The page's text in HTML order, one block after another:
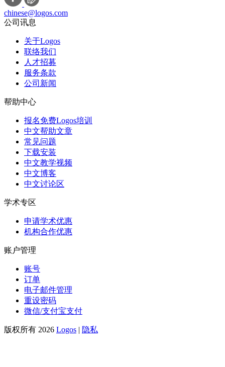
chinese@logos.com
公司讯息
关于Logos
联络我们
人才招募
服务条款
公司新闻
帮助中心
报名免费Logos培训
中文帮助文章
常见问题
下载安装
中文教学视频
中文博客
中文讨论区
学术专区
申请学术优惠
机构合作优惠
账户管理
账号
订单
电子邮件管理
重设密码
微信/支付宝支付
版权所有 2026 Logos | 隐私